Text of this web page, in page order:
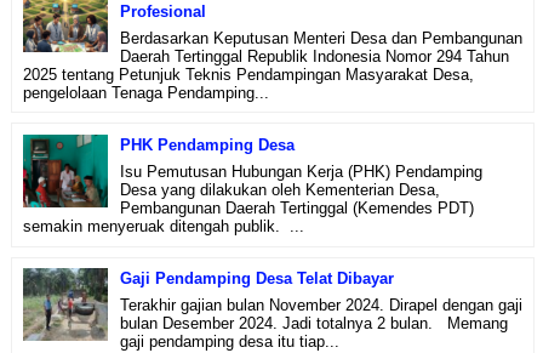
Profesional
Berdasarkan Keputusan Menteri Desa dan Pembangunan
Daerah Tertinggal Republik Indonesia Nomor 294 Tahun
2025 tentang Petunjuk Teknis Pendampingan Masyarakat Desa,
pengelolaan Tenaga Pendamping...
PHK Pendamping Desa
Isu Pemutusan Hubungan Kerja (PHK) Pendamping
Desa yang dilakukan oleh Kementerian Desa,
Pembangunan Daerah Tertinggal (Kemendes PDT)
semakin menyeruak ditengah publik. ...
Gaji Pendamping Desa Telat Dibayar
Terakhir gajian bulan November 2024. Dirapel dengan gaji
bulan Desember 2024. Jadi totalnya 2 bulan. Memang
gaji pendamping desa itu tiap...